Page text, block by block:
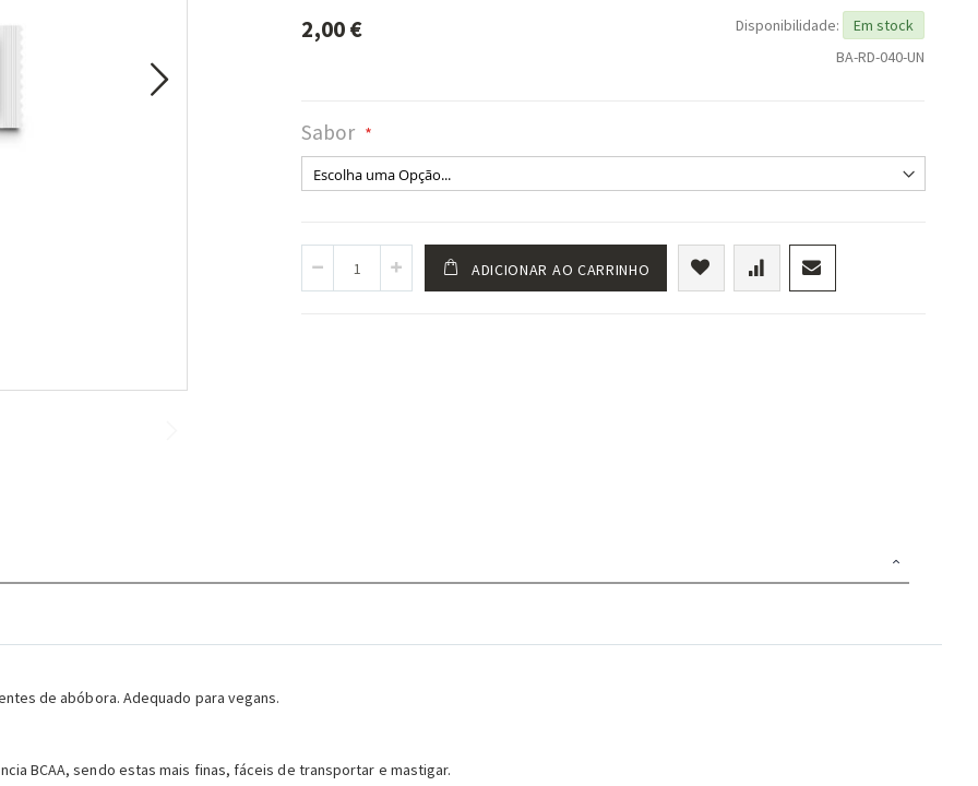
2,00 € Disponibilidade:
Em stock
BA-RD-040-UN
Sabor
ADICIONAR AO CARRINHO
de abóbora. Adequado para vegans.
BCAA, sendo estas mais finas, fáceis de transportar e mastigar.